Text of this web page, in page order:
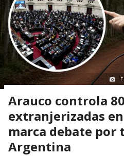
Arauco controla
extranjerizadas
marca debate por
Argentina